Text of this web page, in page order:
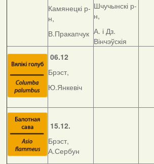
Камянецкі р-
н,
В.Пракапчук
Шчучынскі р-
н,
А. і Дз.
Вінчэўскія
06.12
Брэст,
Ю.Янкевіч
15.12.
Брэст,
А.Сербун